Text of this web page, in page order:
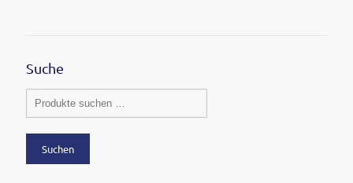
Suche
Suchen